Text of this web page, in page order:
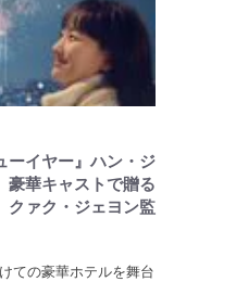
ーイヤー』ハン・ジ
豪華キャストで贈る
クァク・ジェヨン監
ての豪華ホテルを舞台